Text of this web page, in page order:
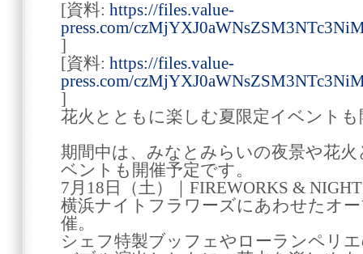
[資料: https://files.value-
press.com/
]
[資料: https://files.value-
press.com/
]
花火とともに楽しむ夏限定イベントも
期間中は、みなとみらいの夜景や花
ベントも開催予定です。
7月18日（土）｜FIREWORKS &
横浜ナイトフラワーズにあわせたオ
催。
シェフ特製ブッフェやローランペリ